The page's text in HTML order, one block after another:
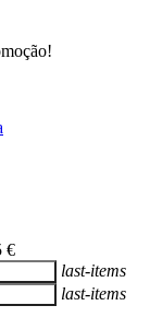
€
last-items
last-items